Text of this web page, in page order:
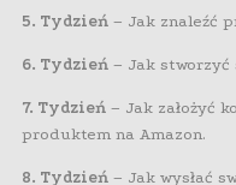
5. Tydzień – Jak znaleźć
6. Tydzień – Jak stworzyć
7. Tydzień – Jak założyć
produktem na Amazon.
8. Tydzień – Jak wysłać